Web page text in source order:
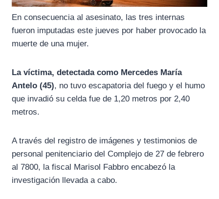
En consecuencia al asesinato, las tres internas
fueron imputadas este jueves por haber provocado la
muerte de una mujer.
La víctima, detectada como Mercedes María
Antelo (45), no tuvo escapatoria del fuego y el humo
que invadió su celda fue de 1,20 metros por 2,40
metros.
A través del registro de imágenes y testimonios de
personal penitenciario del Complejo de 27 de febrero
al 7800, la fiscal Marisol Fabbro encabezó la
investigación llevada a cabo.